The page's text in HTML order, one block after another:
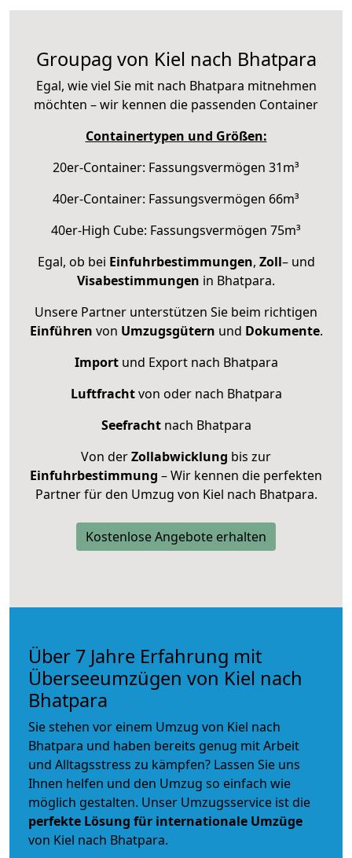
Groupag von Kiel nach Bhatpara
Egal, wie viel Sie mit nach Bhatpara mitnehmen
möchten – wir kennen die passenden Container
Containertypen und Größen:
20er-Container: Fassungsvermögen 31m³
40er-Container: Fassungsvermögen 66m³
40er-High Cube: Fassungsvermögen 75m³
Egal, ob bei Einfuhrbestimmungen, Zoll– und
Visabestimmungen in Bhatpara.
Unsere Partner unterstützen Sie beim richtigen
Einführen von Umzugsgütern und Dokumente.
Importund Export nach Bhatpara
Luftfrachtvon oder nach Bhatpara
Seefrachtnach Bhatpara
Von derZollabwicklung bis zur
Einfuhrbestimmung – Wir kennen die perfekten
Partner für den Umzug von Kiel nach Bhatpara.
Kostenlose Angebote erhalten
Über 7 Jahre Erfahrung mit
Überseeumzügen von Kiel nach
Bhatpara
Sie stehen vor einem Umzug von Kiel nach
Bhatpara und haben bereits genug mit Arbeit
und Alltagsstress zu kämpfen? Lassen Sie uns
Ihnen helfen und den Umzug so einfach wie
möglich gestalten. Unser Umzugsservice ist die
perfekte Lösung für internationale Umzüge
von Kiel nach Bhatpara.